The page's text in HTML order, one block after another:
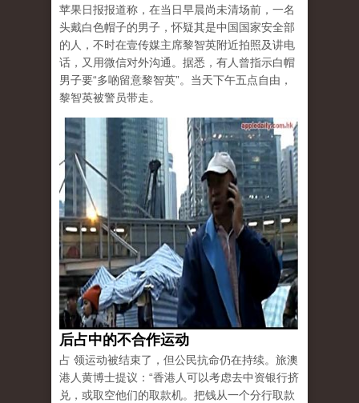
苹果日报报道称，在当日早晨尚未清场前，一名
头戴白色帽子的男子，怀疑其是中国国家安全部
的人，不时在壹传媒主席黎智英附近拍照及讲电
话，又用微信对外沟通。据悉，有人曾指示白帽
男子要“多啲留意黎智英”。当天下午五点自由，
黎智英被警员带走。
后占中的不合作运动
占 领运动被结束了，但公民抗命仍在持续。旅澳
港人黄博士提议：“香港人可以考虑去中资银行挤
兑，或取空他们的取款机。把钱从一个分行取款